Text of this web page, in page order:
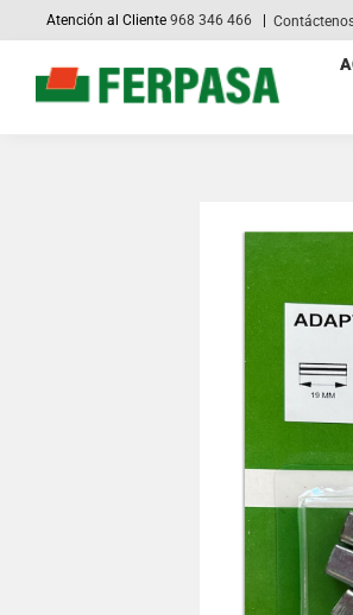
Atención al Cliente968 346 466
Search